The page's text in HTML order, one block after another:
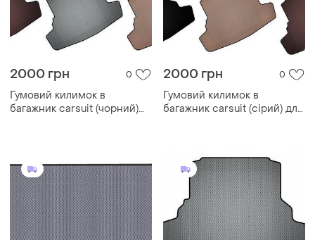
2000 грн 0
Гумовий килимок в
багажник carsuit (чорний)
2000 грн 0
Гумовий килимок в
багажник carsuit (сірий) для